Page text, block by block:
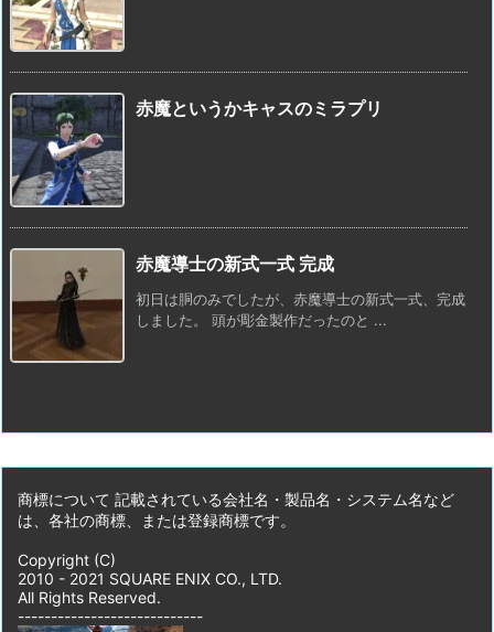
赤魔というかキャスのミラプリ
赤魔導士の新式一式 完成
初日は胴のみでしたが、赤魔導士の新式一式、完成
しました。 頭が彫金製作だったのと ...
商標について 記載されている会社名・製品名・システム名など
は、各社の商標、または登録商標です。
Copyright (C)
2010 - 2021 SQUARE ENIX CO., LTD.
All Rights Reserved.
----------------------------